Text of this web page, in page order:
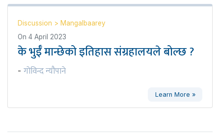
Discussion > Mangalbaarey
On 4 April 2023
के भुईँ मान्छेको इतिहास संग्रहालयले बोल्छ ?
- गोविन्द न्यौपाने
Learn More »